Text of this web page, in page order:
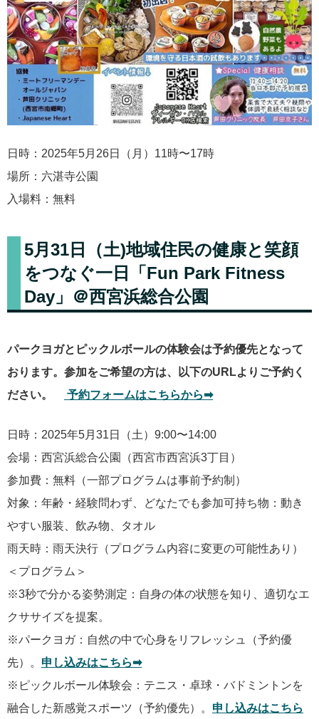
日時：2025年5月26日（月）11時〜17時
場所：六湛寺公園
入場料：無料
5月31日（土)地域住民の健康と笑顔
をつなぐ一日「Fun Park Fitness
Day」＠西宮浜総合公園
パークヨガとピックルボールの体験会は予約優先となって
おります。参加をご希望の方は、以下のURLよりご予約く
ださい。
予約フォームはこちらから➡︎
日時：2025年5月31日（土）9:00〜14:00
会場：西宮浜総合公園（西宮市西宮浜3丁目）
参加費：無料（一部プログラムは事前予約制）
対象：年齢・経験問わず、どなたでも参加可持ち物：動き
やすい服装、飲み物、タオル
雨天時：雨天決行（プログラム内容に変更の可能性あり）
＜プログラム＞
※3秒で分かる姿勢測定：自身の体の状態を知り、適切なエ
クササイズを提案。
※パークヨガ：自然の中で心身をリフレッシュ（予約優
先）。 申し込みはこちら➡︎
※ピックルボール体験会：テニス・卓球・バドミントンを
融合した新感覚スポーツ（予約優先）。 申し込みはこちら